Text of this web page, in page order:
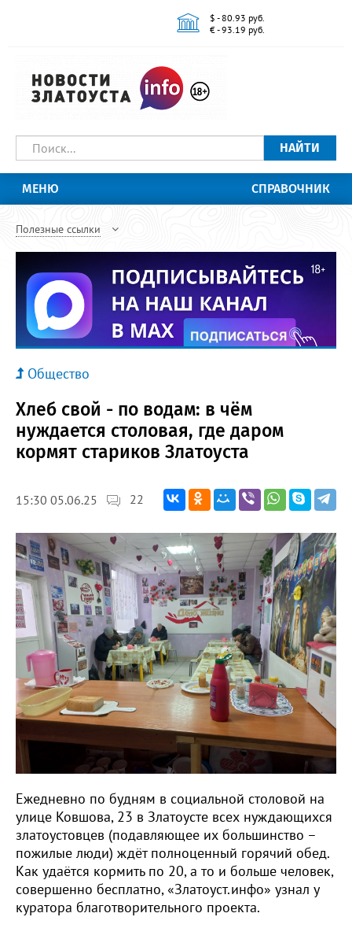
$ - 80.93 руб.
€ - 93.19 руб.
НАЙТИ
МЕНЮ СПРАВОЧНИК
Полезные ссылки
Общество
Хлеб свой - по водам: в чём
нуждается столовая, где даром
кормят стариков Златоуста
15:30 05.06.25 22
Ежедневно по будням в социальной столовой на
улице Ковшова, 23 в Златоусте всех нуждающихся
златоустовцев (подавляющее их большинство –
пожилые люди) ждёт полноценный горячий обед.
Как удаётся кормить по 20, а то и больше человек,
совершенно бесплатно, «Златоуст.инфо» узнал у
куратора благотворительного проекта.